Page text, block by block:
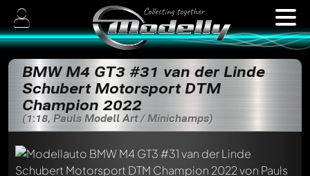
BMW M4 GT3 #31 van der Linde
Schubert Motorsport DTM
Champion 2022
(1:18, Pauls Modell Art / Minichamps)